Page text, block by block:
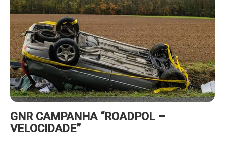
content/uploads/2023/04/acidente-
800x600.jpg
GNR CAMPANHA “ROADPOL –
VELOCIDADE”